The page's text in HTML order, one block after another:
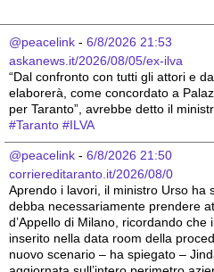
@peacelink - 6/8/2026 21:53
askanews.it/2026/08/05/ex-ilva
“Dal confronto con tutti gli attori e
elaborerà, come concordato a
per Taranto”, avrebbe detto il
#Taranto #ILVA
@peacelink - 6/8/2026 21:50
corriereditaranto.it/2026/08/0
Aprendo i lavori, il ministro Urso ha
debba necessariamente prendere
d’Appello di Milano, ricordando
inserito nella data room della
nuovo scenario – ha spiegato –